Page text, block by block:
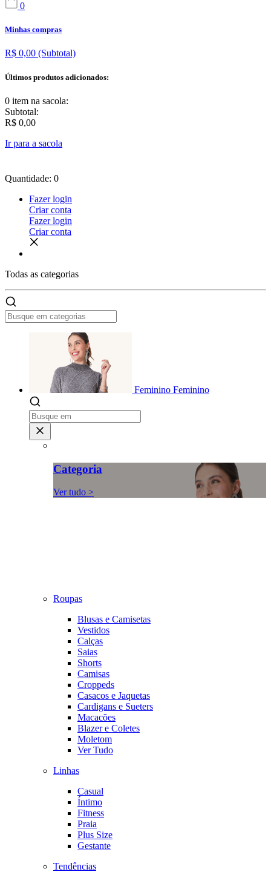
0
Minhas compras
R$ 0,00 (Subtotal)
Últimos produtos adicionados:
0 item na sacola:
Subtotal:
R$ 0,00
Ir para a sacola
Quantidade: 0
Fazer login
Criar conta
Fazer login
Criar conta
Todas as categorias
Feminino Feminino
Categoria
Ver tudo >
Roupas
Blusas e Camisetas
Vestidos
Calças
Saias
Shorts
Camisas
Croppeds
Casacos e Jaquetas
Cardigans e Sueters
Macacões
Blazer e Coletes
Moletom
Ver Tudo
Linhas
Casual
Íntimo
Fitness
Praia
Plus Size
Gestante
Tendências